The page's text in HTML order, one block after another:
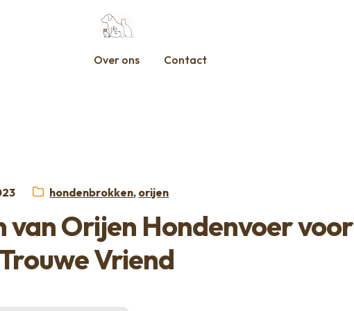
Over ons Contact
Categorieën:
hondenbrokken, orijen
van Orijen Hondenvoer voor
Vriend